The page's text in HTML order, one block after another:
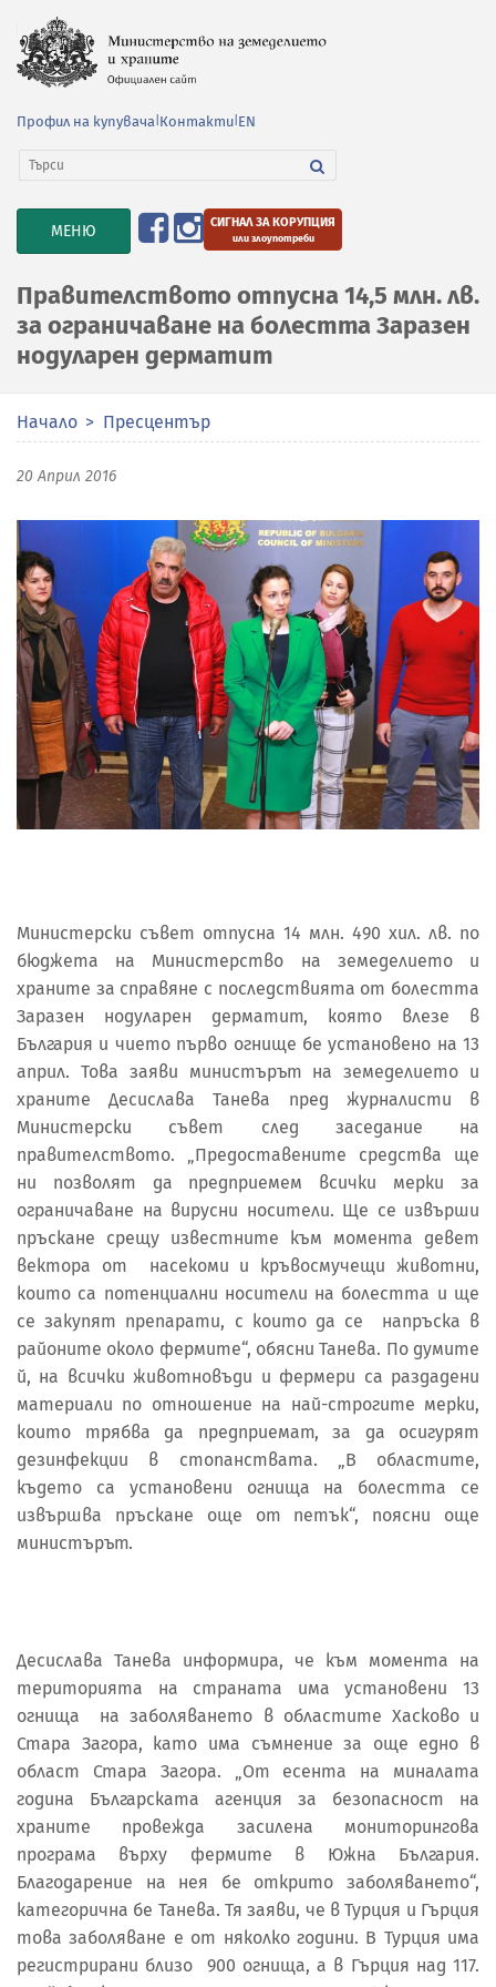
Профил на купувача Контакти EN
TOGGLE
NAVIGATION
МЕНЮ СИГНАЛ ЗА КОРУПЦИЯ
или злоупотреби
Правителството отпусна 14,5 млн. лв.
за ограничаване на болестта Заразен
нодуларен дерматит
Начало Пресцентър
20 Април 2016
Министерски съвет отпусна 14 млн. 490 хил. лв. по
бюджета на Министерство на земеделието и
храните за справяне с последствията от болестта
Заразен нодуларен дерматит, която влезе в
България и чието първо огнище бе установено на 13
април. Това заяви министърът на земеделието и
храните Десислава Танева пред журналисти в
Министерски съвет след заседание на
правителството. „Предоставените средства ще
ни позволят да предприемем всички мерки за
ограничаване на вирусни носители. Ще се извърши
пръскане срещу известните към момента девет
вектора от насекоми и кръвосмучещи животни,
които са потенциални носители на болестта и ще
се закупят препарати, с които да се напръска в
районите около фермите“, обясни Танева. По думите
й, на всички животновъди и фермери са раздадени
материали по отношение на най-строгите мерки,
които трябва да предприемат, за да осигурят
дезинфекции в стопанствата. „В областите,
където са установени огнища на болестта се
извършва пръскане още от петък“, поясни още
министърът.
Десислава Танева информира, че към момента на
територията на страната има установени 13
огнища на заболяването в областите Хасково и
Стара Загора, като има съмнение за още едно в
област Стара Загора. „От есента на миналата
година Българската агенция за безопасност на
храните провежда засилена мониторингова
програма върху фермите в Южна България.
Благодарение на нея бе открито заболяването“,
категорична бе Танева. Тя заяви, че в Турция и Гърция
това заболяване е от няколко години. В Турция има
регистрирани близо 900 огнища, а в Гърция над 117.